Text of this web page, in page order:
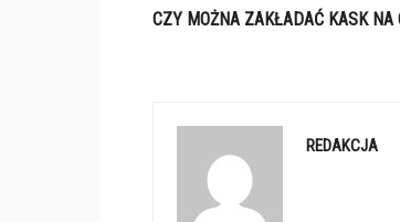
CZY MOŻNA ZAKŁADAĆ KASK NA
REDAKCJA